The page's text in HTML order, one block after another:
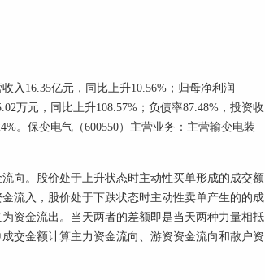
入16.35亿元，同比上升10.56%；归母净利润
万元，同比上升108.57%；负债率87.48%，投资收
。保变电气（600550）主营业务：主营输变电装
向。股价处于上升状态时主动性买单形成的成交额
流入，股价处于下跌状态时主动性卖单产生的的成
资金流出。当天两者的差额即是当天两种力量相抵
交金额计算主力资金流向、游资资金流向和散户资